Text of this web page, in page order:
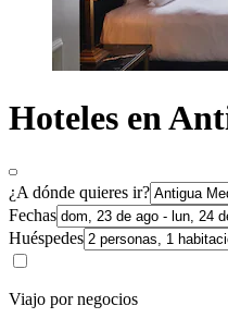
Hoteles en
¿A dónde quieres ir?
Fechas
Huéspedes
Viajo por negocios